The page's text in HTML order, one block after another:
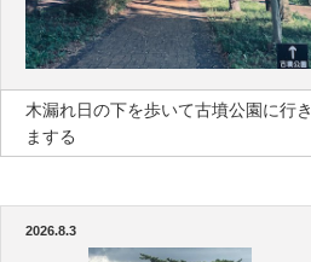
木漏れ日の下を歩いて古墳公園に行き
まする
2026.8.3